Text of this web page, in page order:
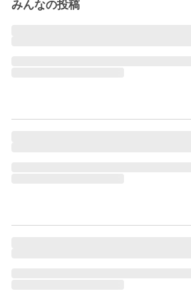
みんなの投稿